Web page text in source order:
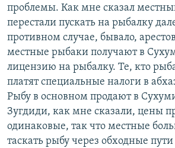
проблемы. Как мне сказал
перестали пускать на рыбалку
противном случае, бывало,
местные рыбаки получают в
лицензию на рыбалку. Те, кто
платят специальные налоги в
Рыбу в основном продают в
Зугдиди, как мне сказали, цены
одинаковые, так что местные
таскать рыбу через обходные